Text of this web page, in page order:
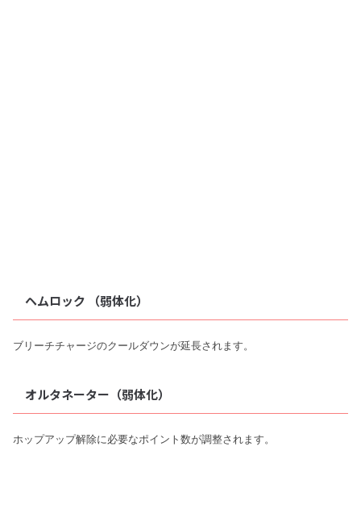
ヘムロック （弱体化）
ブリーチチャージのクールダウンが延長されます。
オルタネーター（弱体化）
ホップアップ解除に必要なポイント数が調整されます。